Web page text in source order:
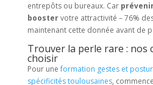
entrepôts ou bureaux. Car
boostervotre attractivité – 76%
maintenant cette donnée avant de
Trouver la perle rare : nos
choisir
Pour uneformation gestes et
spécificités toulousaines,